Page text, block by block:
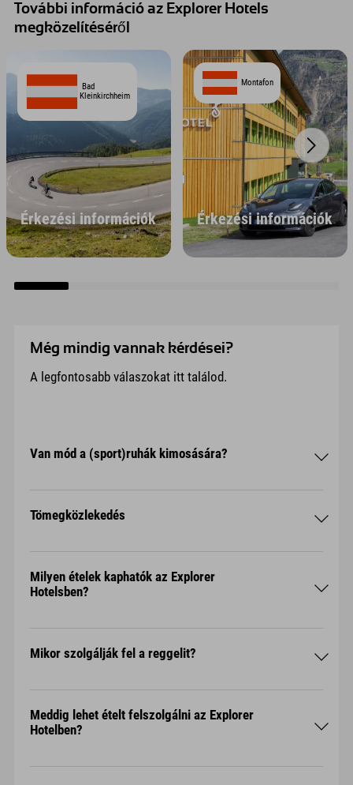
További információ az Explorer Hotels
megközelítéséről
Bad
Kleinkirchheim
Érkezési információk
Montafon
Érkezési információk
Még mindig vannak kérdései?
A legfontosabb válaszokat itt találod.
Van mód a (sport)ruhák kimosására?
Tömegközlekedés
Kitzbühel
Az "Okto-Wanderbus"-szal hétfőtől péntekig
Tirol, Oberndorf, Kirchdorf és Erpfendorf
városaiba. Az ajánlat 2024. október 25-ig
Milyen ételek kaphatók az Explorer
Hotelsben?
Mikor szolgálják fel a reggelit?
Meddig lehet ételt felszolgálni az Explorer
Hotelben?